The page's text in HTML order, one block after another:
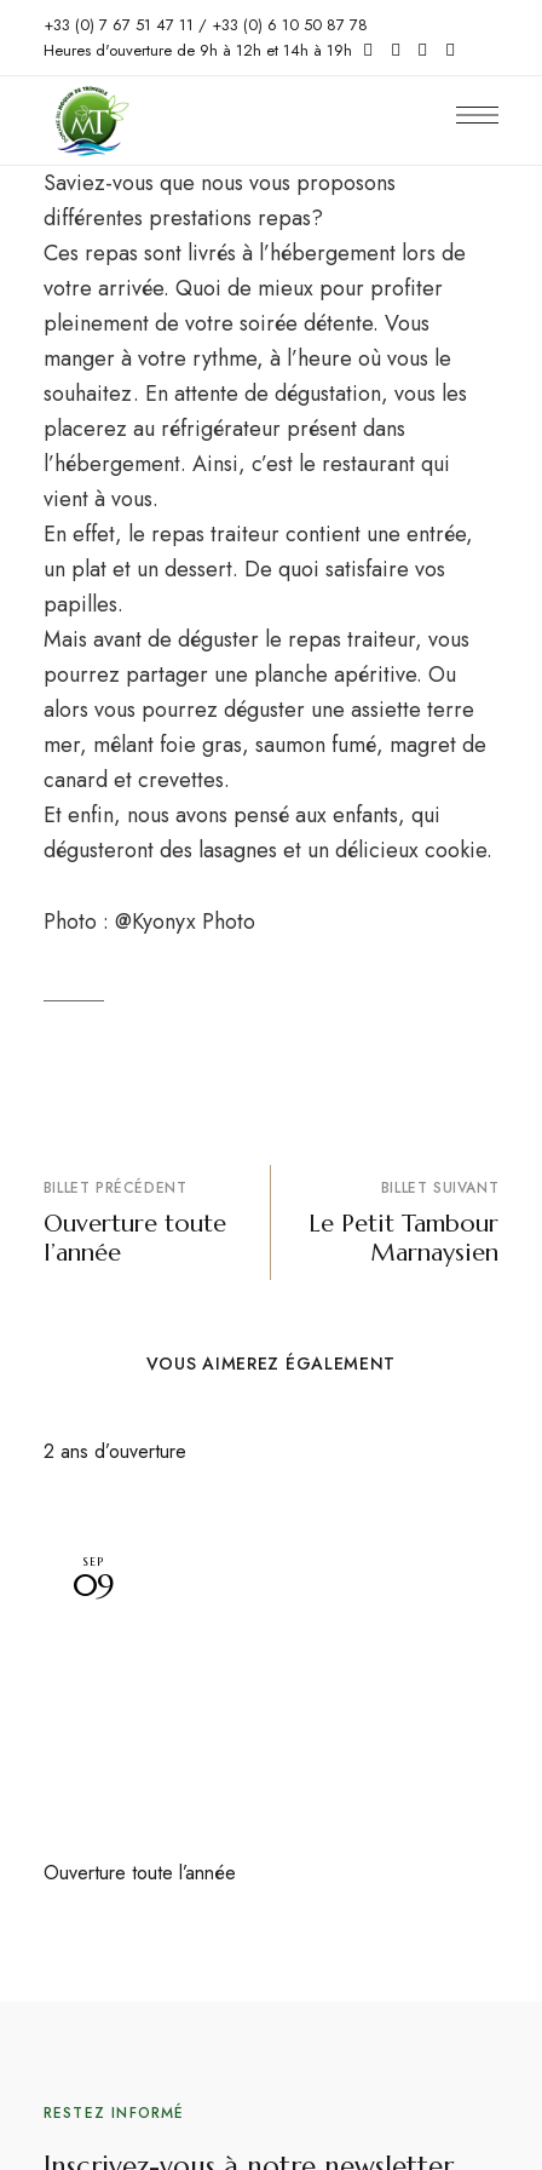
+33 (0) 7 67 51 47 11 / +33 (0) 6 10 50 87 78
Heures d'ouverture de 9h à 12h et 14h à 19h
Saviez-vous que nous vous proposons
différentes prestations repas?
Ces repas sont livrés à l’hébergement lors de
votre arrivée. Quoi de mieux pour profiter
pleinement de votre soirée détente. Vous
manger à votre rythme, à l’heure où vous le
souhaitez. En attente de dégustation, vous les
placerez au réfrigérateur présent dans
l’hébergement. Ainsi, c’est le restaurant qui
vient à vous.
En effet, le repas traiteur contient une entrée,
un plat et un dessert. De quoi satisfaire vos
papilles.
Mais avant de déguster le repas traiteur, vous
pourrez partager une planche apéritive. Ou
alors vous pourrez déguster une assiette terre
mer, mêlant foie gras, saumon fumé, magret de
canard et crevettes.
Et enfin, nous avons pensé aux enfants, qui
dégusteront des lasagnes et un délicieux cookie.
Photo : @Kyonyx Photo
BILLET PRÉCÉDENT
Ouverture toute
l’année
BILLET SUIVANT
Le Petit Tambour
Marnaysien
VOUS AIMEREZ ÉGALEMENT
2 ans d’ouverture
SEP
09
Ouverture toute l’année
RESTEZ INFORMÉ